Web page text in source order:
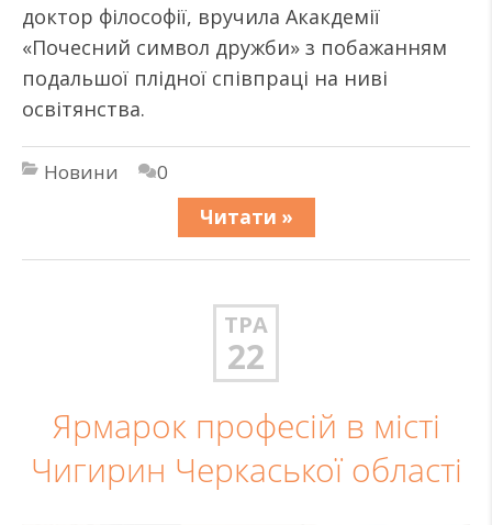
доктор філософії, вручила Акакдемії
«Почесний символ дружби» з побажанням
подальшої плідної співпраці на ниві
освітянства.
Новини
0
Читати »
ТРА
22
Ярмарок професій в місті
Чигирин Черкаської області